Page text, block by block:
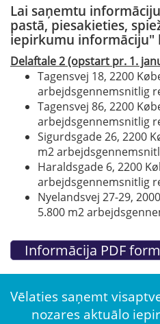
Lai saņemtu
pastā, piesakieties,
iepirkumu informāciju"
Delaftale 2 (opstart pr. 1.
Tagensvej 18, 2200
arbejdsgennemsnitlig
Tagensvej 86, 2200
arbejdsgennemsnitlig
Sigurdsgade 26, 2200
m2
Haraldsgade 6, 2200
arbejdsgennemsnitlig
Nyelandsvej 27-29,
5.800 m2
Vēlaties saņemt
nozares aktuālo